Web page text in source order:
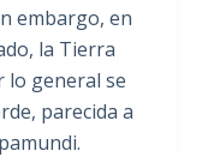
embargo, en
la Tierra
lo general se
parecida a